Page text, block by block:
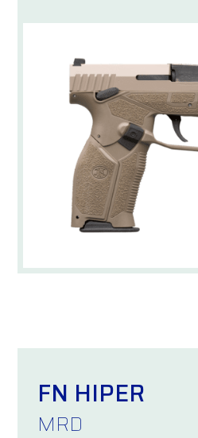
FN HIPER
MRD